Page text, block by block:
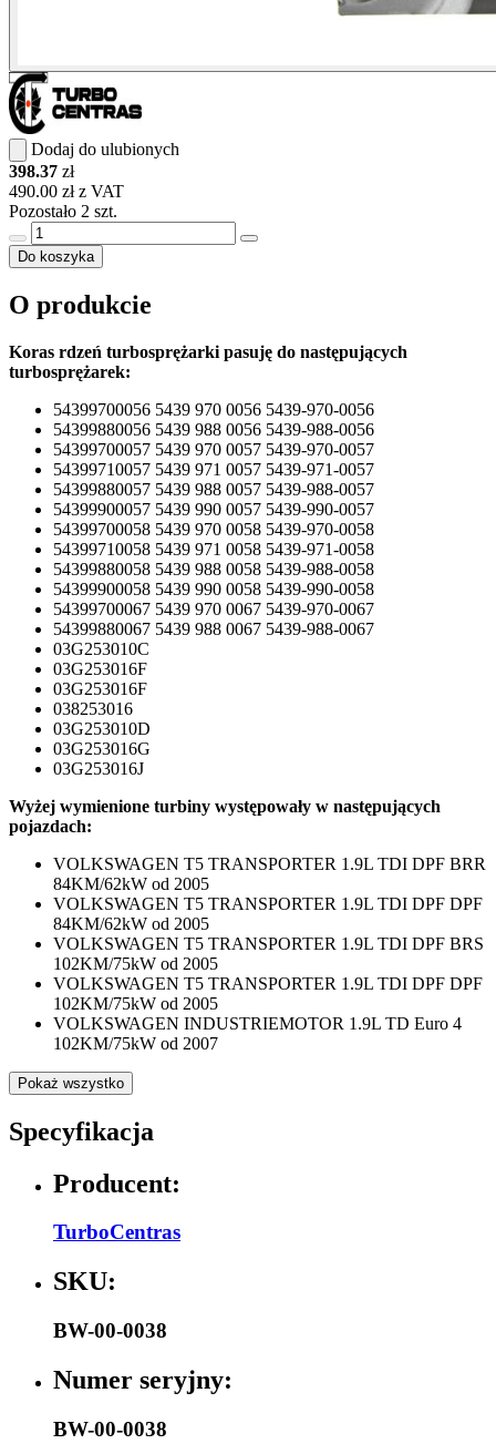
Dodaj do ulubionych
398.37 zł
490.00 zł z VAT
Pozostało 2 szt.
Do koszyka
O produkcie
Koras rdzeń turbosprężarki pasuję do następujących
turbosprężarek:
54399700056 5439 970 0056 5439-970-0056
54399880056 5439 988 0056 5439-988-0056
54399700057 5439 970 0057 5439-970-0057
54399710057 5439 971 0057 5439-971-0057
54399880057 5439 988 0057 5439-988-0057
54399900057 5439 990 0057 5439-990-0057
54399700058 5439 970 0058 5439-970-0058
54399710058 5439 971 0058 5439-971-0058
54399880058 5439 988 0058 5439-988-0058
54399900058 5439 990 0058 5439-990-0058
54399700067 5439 970 0067 5439-970-0067
54399880067 5439 988 0067 5439-988-0067
03G253010C
03G253016F
03G253016F
038253016
03G253010D
03G253016G
03G253016J
Wyżej wymienione turbiny występowały w następujących
pojazdach:
VOLKSWAGEN T5 TRANSPORTER 1.9L TDI DPF BRR
84KM/62kW od 2005
VOLKSWAGEN T5 TRANSPORTER 1.9L TDI DPF DPF
84KM/62kW od 2005
VOLKSWAGEN T5 TRANSPORTER 1.9L TDI DPF BRS
102KM/75kW od 2005
VOLKSWAGEN T5 TRANSPORTER 1.9L TDI DPF DPF
102KM/75kW od 2005
VOLKSWAGEN INDUSTRIEMOTOR 1.9L TD Euro 4
102KM/75kW od 2007
Pokaż wszystko
Specyfikacja
Producent:
TurboCentras
SKU:
BW-00-0038
Numer seryjny:
BW-00-0038